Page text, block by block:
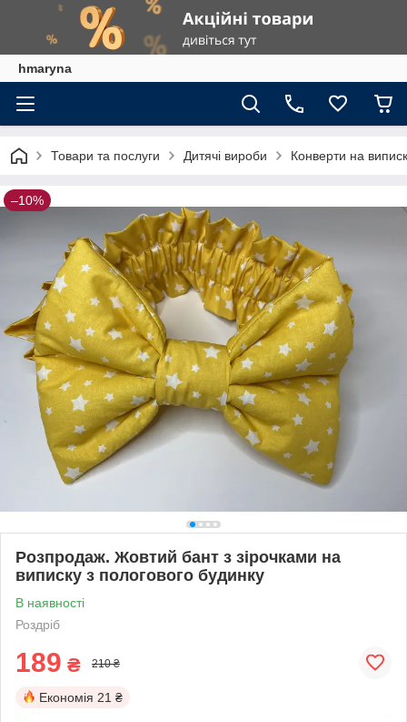
hmaryna
Товари та послуги Дитячі вироби Конверти на
–10%
Розпродаж. Жовтий бант з зірочками на
виписку з пологового будинку
В наявності
Роздріб
189 ₴ 210 ₴
Економія 21 ₴